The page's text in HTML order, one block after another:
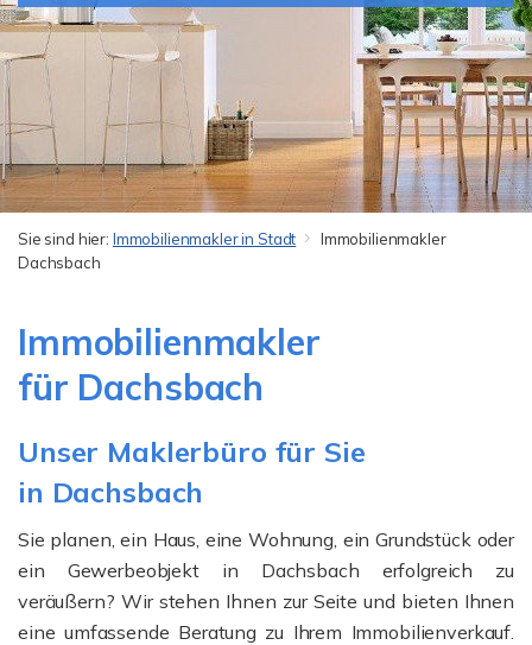
Sie sind hier: Immobilienmakler in Stadt
Immobilienmakler
Dachsbach
Immobilienmakler
für Dachsbach
Unser Maklerbüro für Sie
in Dachsbach
Sie planen, ein Haus, eine Wohnung, ein Grundstück oder
ein Gewerbeobjekt in Dachsbach erfolgreich zu
veräußern? Wir stehen Ihnen zur Seite und bieten Ihnen
eine umfassende Beratung zu Ihrem Immobilienverkauf.